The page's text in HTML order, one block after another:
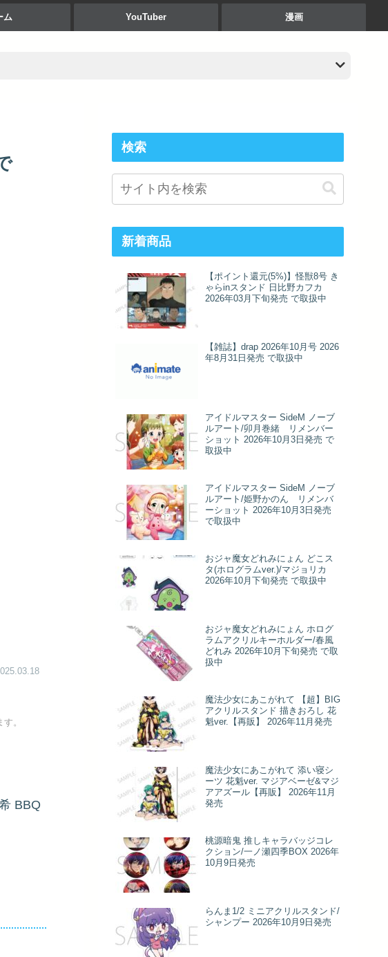
ム YouTuber 漫画
。
BBQ
検索
新着商品
【ポイント還元(5%)】怪獣8号 き
ゃらinスタンド 日比野カフカ
2026年03月下旬発売 で取扱中
【雑誌】drap 2026年10月号 2026
年8月31日発売 で取扱中
アイドルマスター SideM ノーブ
ルアート/卯月巻緒 リメンバー
ショット 2026年10月3日発売 で
取扱中
アイドルマスター SideM ノーブ
ルアート/姫野かのん リメンバ
ーショット 2026年10月3日発売
で取扱中
おジャ魔女どれみにょん どこス
タ(ホログラムver.)/マジョリカ
2026年10月下旬発売 で取扱中
おジャ魔女どれみにょん ホログ
ラムアクリルキーホルダー/春風
どれみ 2026年10月下旬発売 で取
扱中
魔法少女にあこがれて 【超】BIG
アクリルスタンド 描きおろし 花
魁ver.【再販】 2026年11月発売
魔法少女にあこがれて 添い寝シ
ーツ 花魁ver. マジアベーゼ&マジ
アアズール【再販】 2026年11月
発売
桃源暗鬼 推しキャラバッジコレ
クション/一ノ瀬四季BOX 2026年
10月9日発売
らんま1/2 ミニアクリルスタンド/
シャンプー 2026年10月9日発売